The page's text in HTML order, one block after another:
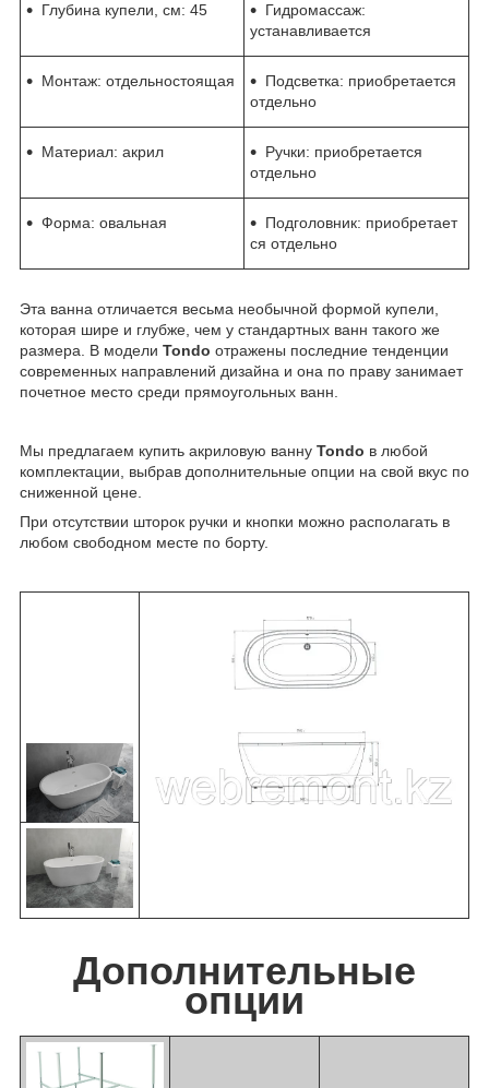
Глубина купели, см: 45
Гидромассаж:
устанавливается
Монтаж: отдельностоящая
Подсветка: приобретается
отдельно
Материал: акрил
Ручки: приобретается
отдельно
Форма: овальная
Подголовник: приобретает
ся отдельно
Эта ванна отличается весьма необычной формой купели,
которая шире и глубже, чем у стандартных ванн такого же
размера. В модели Tondo отражены последние тенденции
современных направлений дизайна и она по праву занимает
почетное место среди прямоугольных ванн.
Мы предлагаем купить акриловую ванну Tondo в любой
комплектации, выбрав дополнительные опции на свой вкус по
сниженной цене.
При отсутствии шторок ручки и кнопки можно располагать в
любом свободном месте по борту.
Дополнительные
опции